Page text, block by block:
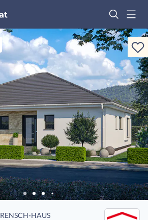
RENSCH-HAUS